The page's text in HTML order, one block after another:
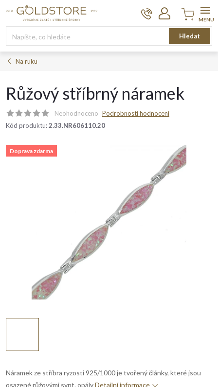
Hledat
Nákupní
košík
Na ruku
Růžový stříbrný náramek
Neohodnoceno Podrobnosti hodnocení
Kód produktu:2.33.NR606110.20
Doprava zdarma
Náramek ze stříbra ryzosti 925/1000 je tvořený články, které jsou
osazené růžovými synt. opályDetailní informace